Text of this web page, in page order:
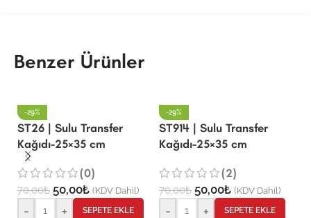
Benzer Ürünler
-29%
ST26 | Sulu Transfer
Kağıdı-25×35 cm
(0)
70,00₺ 50,00₺ (KDV Dahil)
- + SEPETE EKLE
-29%
ST914 | Sulu Transfer
Kağıdı-25×35 cm
(2)
70,00₺ 50,00₺ (KDV Dahil)
- + SEPETE EKLE